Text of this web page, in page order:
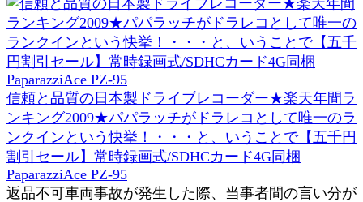
信頼と品質の日本製ドライブレコーダー★楽天年間ラ
ンキング2009★パパラッチがドラレコとして唯一のラ
ンクインという快挙！・・・と、いうことで【五千円
割引セール】常時録画式/SDHCカード4G同梱
PaparazziAce PZ-95
返品不可車両事故が発生した際、当事者間の言い分が